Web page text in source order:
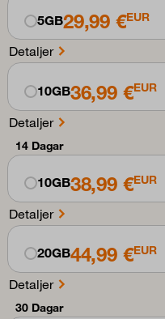
5GB29,99 €EUR
Detaljer
10GB36,99 €EUR
Detaljer
14 Dagar
10GB38,99 €EUR
Detaljer
20GB44,99 €EUR
Detaljer
30 Dagar